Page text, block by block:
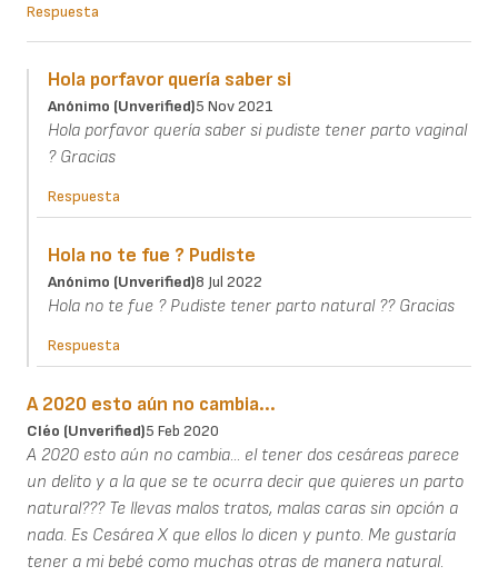
Respuesta
Hola porfavor quería saber si
Anónimo (unverified)5 Nov 2021
Hola porfavor quería saber si pudiste tener parto vaginal
? Gracias
Respuesta
Hola no te fue ? Pudiste
Anónimo (unverified)8 Jul 2022
Hola no te fue ? Pudiste tener parto natural ?? Gracias
Respuesta
A 2020 esto aún no cambia...
Cléo (unverified)5 Feb 2020
A 2020 esto aún no cambia... el tener dos cesáreas parece
un delito y a la que se te ocurra decir que quieres un parto
natural??? Te llevas malos tratos, malas caras sin opción a
nada. Es Cesárea X que ellos lo dicen y punto. Me gustaría
tener a mi bebé como muchas otras de manera natural.